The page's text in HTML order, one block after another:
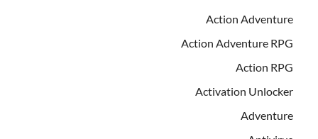
Action Adventure
Action Adventure RPG
Action RPG
Activation Unlocker
Adventure